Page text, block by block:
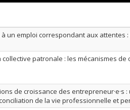
en ordre croissant
à un emploi correspondant aux attentes
collective patronale : les mécanismes
de croissance des
de la vie professionnelle et